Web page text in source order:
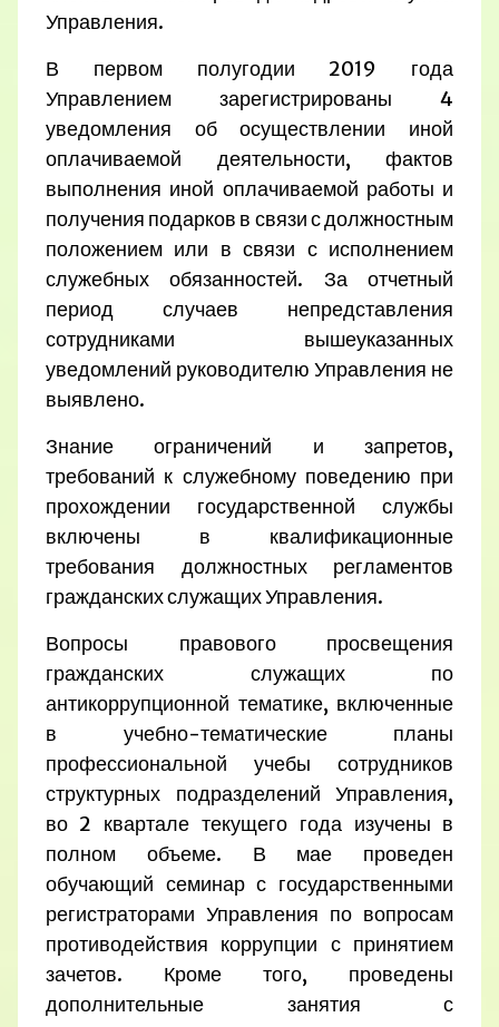
Управления.
В первом полугодии 2019 года
Управлением зарегистрированы 4
уведомления об осуществлении иной
оплачиваемой деятельности, фактов
выполнения иной оплачиваемой работы и
получения подарков в связи с должностным
положением или в связи с исполнением
служебных обязанностей. За отчетный
период случаев непредставления
сотрудниками вышеуказанных
уведомлений руководителю Управления не
выявлено.
Знание ограничений и запретов,
требований к служебному поведению при
прохождении государственной службы
включены в квалификационные
требования должностных регламентов
гражданских служащих Управления.
Вопросы правового просвещения
гражданских служащих по
антикоррупционной тематике, включенные
в учебно-тематические планы
профессиональной учебы сотрудников
структурных подразделений Управления,
во 2 квартале текущего года изучены в
полном объеме. В мае проведен
обучающий семинар с государственными
регистраторами Управления по вопросам
противодействия коррупции с принятием
зачетов. Кроме того, проведены
дополнительные занятия с